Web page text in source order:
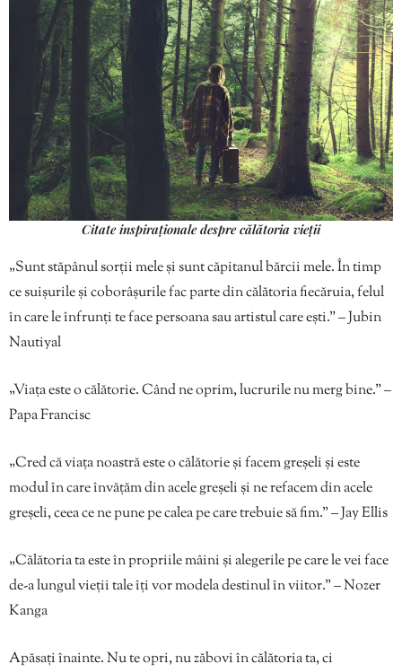
Citate inspiraționale despre călătoria vieții
„Sunt stăpânul sorții mele și sunt căpitanul bărcii mele. În timp
ce suișurile și coborâșurile fac parte din călătoria fiecăruia, felul
în care le înfrunți te face persoana sau artistul care ești.” – Jubin
Nautiyal
„Viața este o călătorie. Când ne oprim, lucrurile nu merg bine.” –
Papa Francisc
„Cred că viața noastră este o călătorie și facem greșeli și este
modul în care învățăm din acele greșeli și ne refacem din acele
greșeli, ceea ce ne pune pe calea pe care trebuie să fim.” – Jay Ellis
„Călătoria ta este în propriile mâini și alegerile pe care le vei face
de-a lungul vieții tale îți vor modela destinul în viitor.” – Nozer
Kanga
Apăsați înainte. Nu te opri, nu zăbovi în călătoria ta, ci